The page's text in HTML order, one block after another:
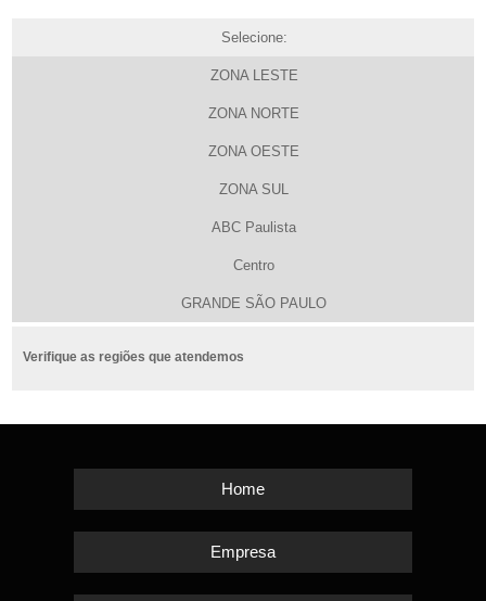
Selecione:
ZONA LESTE
ZONA NORTE
ZONA OESTE
ZONA SUL
ABC Paulista
Centro
GRANDE SÃO PAULO
Verifique as regiões que atendemos
Home
Empresa